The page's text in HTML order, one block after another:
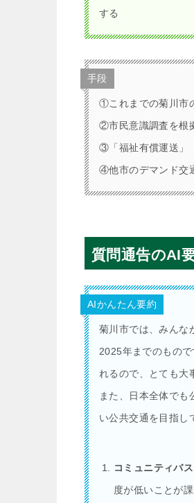
する
手段
①これまでの菊川市
②市民意識調査を根
③「福祉有償運送」
④他市のデマンド交
質問通告のAI
AIかんたん要約
菊川市では、みんな
2025年までのもの
れるので、とても大
また、日本全体でも
い公共交通を目指し
コミュニティバス
度が低いことが